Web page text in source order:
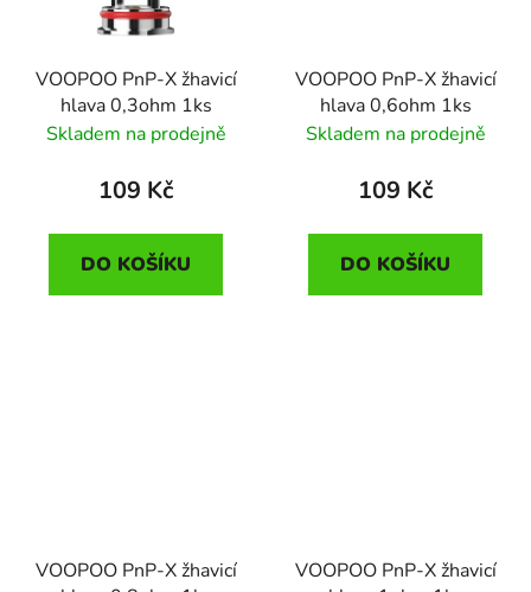
VOOPOO PnP-X žhavicí
hlava 0,3ohm 1ks
Skladem na prodejně
109 Kč
DO KOŠÍKU
VOOPOO PnP-X žhavicí
hlava 0,6ohm 1ks
Skladem na prodejně
109 Kč
DO KOŠÍKU
VOOPOO PnP-X žhavicí
VOOPOO PnP-X žhavicí